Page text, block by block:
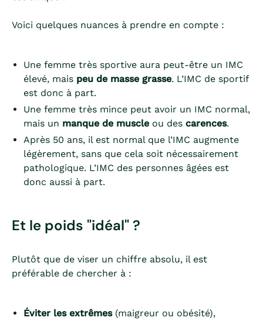
Voici quelques nuances à prendre en compte :
Une femme très sportive aura peut-être un IMC
élevé, mais peu de masse grasse. L’IMC de sportif
est donc à part.
Une femme très mince peut avoir un IMC normal,
mais un manque de muscle ou des carences.
Après 50 ans, il est normal que l’IMC augmente
légèrement, sans que cela soit nécessairement
pathologique. L’IMC des personnes âgées est
donc aussi à part.
Et le poids "idéal" ?
Plutôt que de viser un chiffre absolu, il est
préférable de chercher à :
Éviter les extrêmes(maigreur ou obésité),